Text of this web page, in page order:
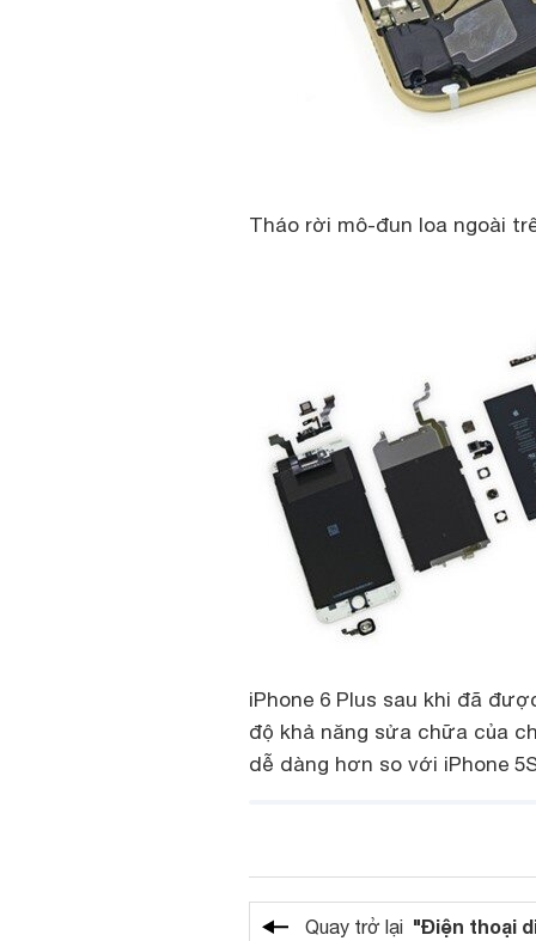
Tháo rời mô-đun loa ngoài
iPhone 6 Plus sau khi đã
độ khả năng sửa chữa của
dễ dàng hơn so với iPhone
Quay trở lại "Điện thoại